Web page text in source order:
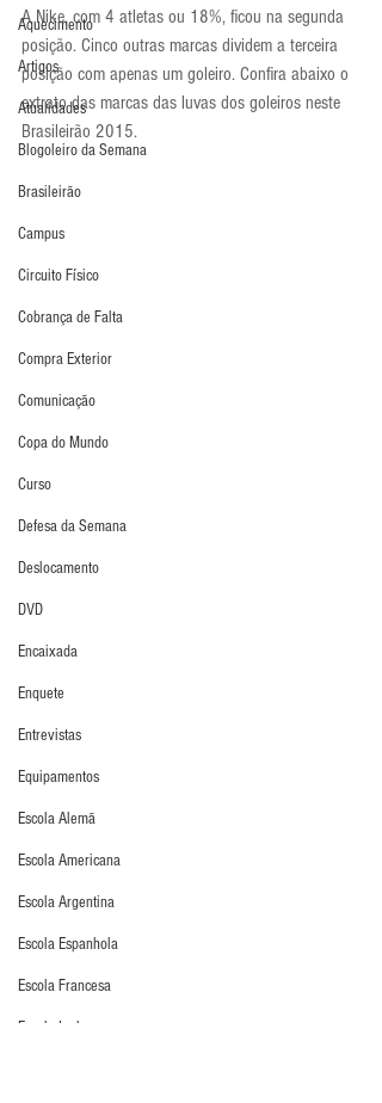
Aquecimento
Artigos
Atualidades
Blogoleiro da Semana
Brasileirão
Campus
Circuito Físico
Cobrança de Falta
Compra Exterior
Comunicação
Copa do Mundo
Curso
Defesa da Semana
Deslocamento
DVD
Encaixada
Enquete
Entrevistas
Equipamentos
Escola Alemã
Escola Americana
Escola Argentina
Escola Espanhola
Escola Francesa
Escola Inglesa
A Nike, com 4 atletas ou 18%, ficou na segunda
posição. Cinco outras marcas dividem a terceira
posição com apenas um goleiro. Confira abaixo o
extrato das marcas das luvas dos goleiros neste
Brasileirão 2015.